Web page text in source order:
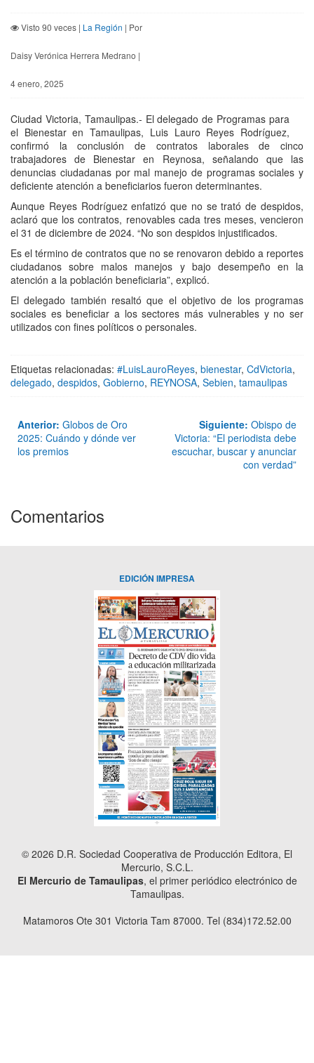
Visto 90 veces | La Región | Por
Daisy Verónica Herrera Medrano |
4 enero, 2025
Ciudad Victoria, Tamaulipas.- El delegado de Programas para
el Bienestar en Tamaulipas, Luis Lauro Reyes Rodríguez,
confirmó la conclusión de contratos laborales de cinco
trabajadores de Bienestar en Reynosa, señalando que las
denuncias ciudadanas por mal manejo de programas sociales y
deficiente atención a beneficiarios fueron determinantes.
Aunque Reyes Rodríguez enfatizó que no se trató de despidos,
aclaró que los contratos, renovables cada tres meses, vencieron
el 31 de diciembre de 2024. “No son despidos injustificados.
Es el término de contratos que no se renovaron debido a reportes
ciudadanos sobre malos manejos y bajo desempeño en la
atención a la población beneficiaria”, explicó.
El delegado también resaltó que el objetivo de los programas
sociales es beneficiar a los sectores más vulnerables y no ser
utilizados con fines políticos o personales.
Etiquetas relacionadas: #LuisLauroReyes, bienestar, CdVictoria,
delegado, despidos, Gobierno, REYNOSA, Sebien, tamaulipas
Anterior: Globos de Oro
2025: Cuándo y dónde ver
los premios
Siguiente: Obispo de
Victoria: “El periodista debe
escuchar, buscar y anunciar
con verdad”
Comentarios
EDICIÓN IMPRESA
© 2026 D.R. Sociedad Cooperativa de Producción Editora, El
Mercurio, S.C.L.
El Mercurio de Tamaulipas, el primer periódico electrónico de
Tamaulipas.
Matamoros Ote 301 Victoria Tam 87000. Tel (834)172.52.00